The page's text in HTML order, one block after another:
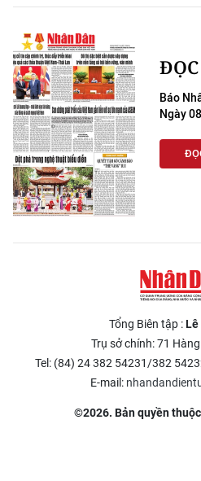
Báo
Ngày
Tổng Biên tập :Lê
Trụ sở chính: 71
Tel: (84) 24 382 54231/382
E-mail:
©2026. Bản quyền